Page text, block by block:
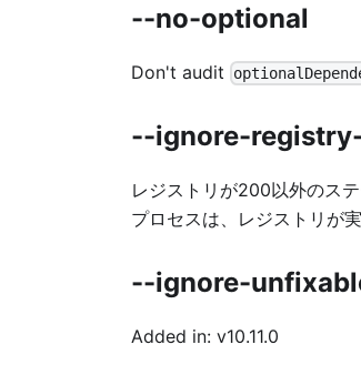
--no-optional
Don't audit
--ignore-
レジストリが200以外のス
プロセスは、レジストリが
--ignore-
Added in: v10.11.0